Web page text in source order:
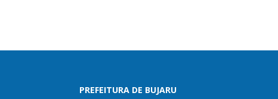
PREFEITURA DE BUJARU